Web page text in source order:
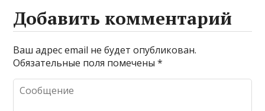
Добавить комментарий
Ваш адрес email не будет опубликован.
Обязательные поля помечены*